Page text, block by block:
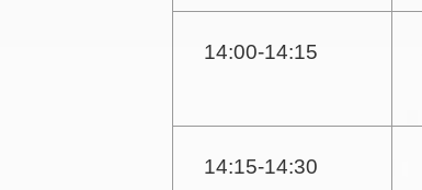
14:00-14:15
14:15-14:30